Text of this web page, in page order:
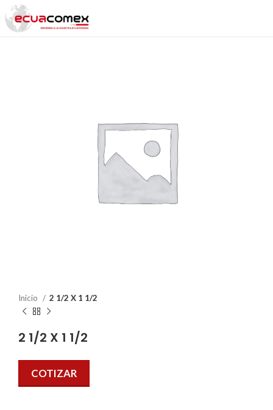
Inicio 2 1/2 X 1 1/2
2 1/2 X 1 1/2
COTIZAR